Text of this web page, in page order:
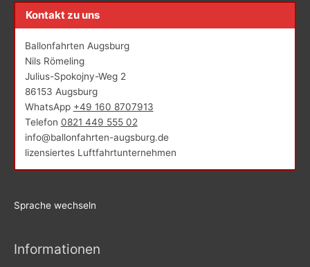
Kontakt zu uns
Ballonfahrten Augsburg
Nils Römeling
Julius-Spokojny-Weg 2
86153 Augsburg
WhatsApp +49 160 8707913
Telefon 0821 449 555 02
info@ballonfahrten-augsburg.de
lizensiertes Luftfahrtunternehmen
Sprache wechseln
Informationen